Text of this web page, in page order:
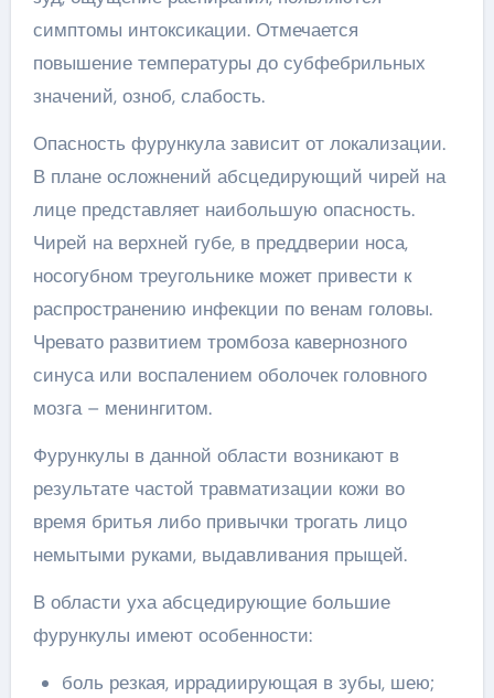
симптомы интоксикации. Отмечается
повышение температуры до субфебрильных
значений, озноб, слабость.
Опасность фурункула зависит от локализации.
В плане осложнений абсцедирующий чирей на
лице представляет наибольшую опасность.
Чирей на верхней губе, в преддверии носа,
носогубном треугольнике может привести к
распространению инфекции по венам головы.
Чревато развитием тромбоза кавернозного
синуса или воспалением оболочек головного
мозга – менингитом.
Фурункулы в данной области возникают в
результате частой травматизации кожи во
время бритья либо привычки трогать лицо
немытыми руками, выдавливания прыщей.
В области уха абсцедирующие большие
фурункулы имеют особенности:
боль резкая, иррадиирующая в зубы, шею;